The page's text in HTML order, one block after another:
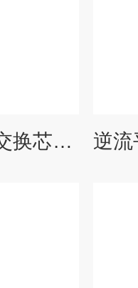
逆流平板式铝箔热交换芯体铝制能量回收装置